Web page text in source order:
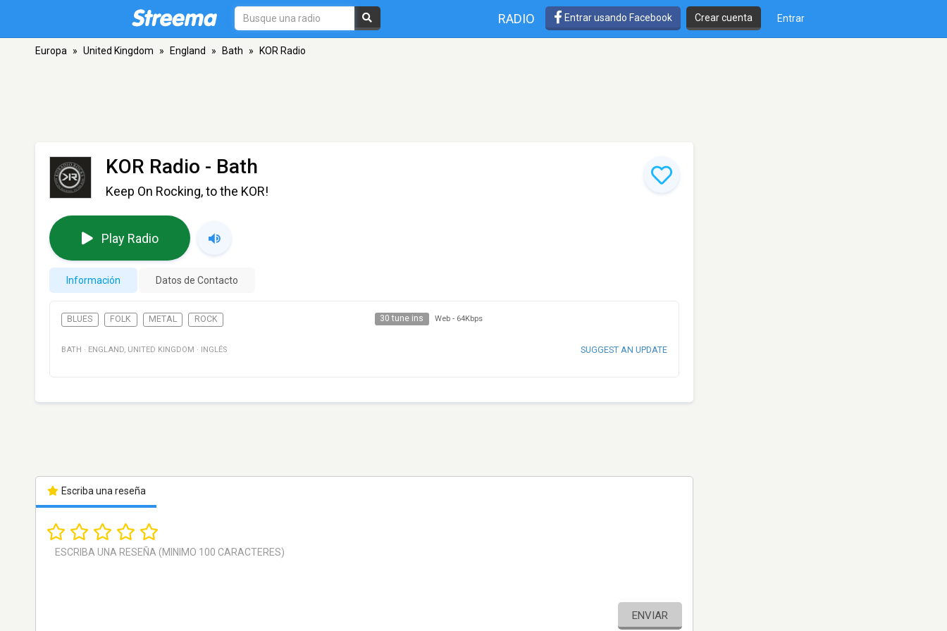
RADIO Entrar usando Facebook Crear cuenta Entrar
Europa » United Kingdom » England » Bath » KOR Radio
KOR Radio - Bath
Keep On Rocking, to the KOR!
Play Radio
Información Datos de Contacto
BLUES FOLK METAL ROCK 30 tune ins Web - 64Kbps
BATH · ENGLAND, UNITED KINGDOM · INGLÉS SUGGEST AN UPDATE
Escriba una reseña
ENVIAR